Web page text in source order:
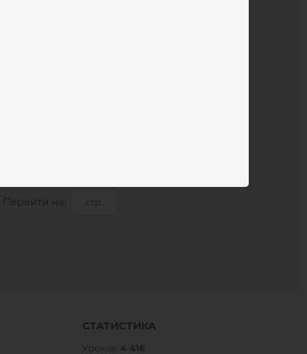
Перейти на:
СТАТИСТИКА
Уроков: 4 416